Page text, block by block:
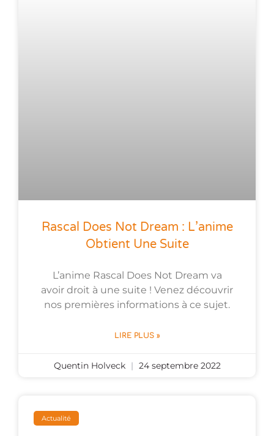
Rascal Does Not Dream : L’anime
Obtient Une Suite
L’anime Rascal Does Not Dream va
avoir droit à une suite ! Venez découvrir
nos premières informations à ce sujet.
LIRE PLUS »
Quentin Holveck 24 septembre 2022
Actualité